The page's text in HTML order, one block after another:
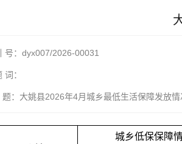
号：dyx007/2026-00031
词：
：大姚县2026年4月城乡最低生活保障发放情
城乡低保保障